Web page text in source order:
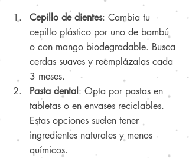
Cepillo de dientes: Cambia tu
cepillo plástico por uno de bambú
o con mango biodegradable. Busca
cerdas suaves y reemplázalas cada
3 meses.
Pasta dental : Opta por pastas en
tabletas o en envases reciclables.
Estas opciones suelen tener
ingredientes naturales y menos
químicos.